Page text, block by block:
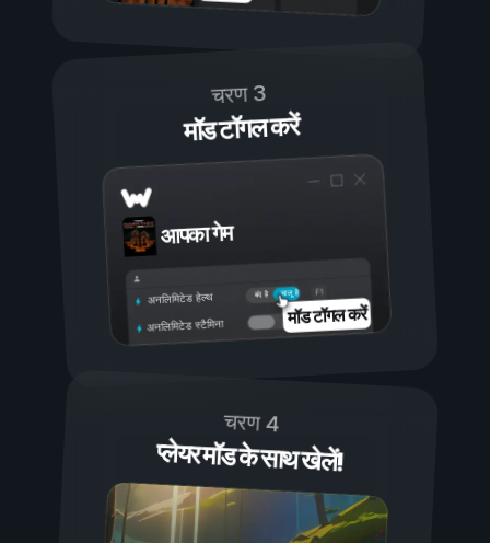
चरण 3
मॉड टॉगल करें
आपका गेम
चालू है
बंद है
अनलिमिटेड हेल्थ
अनलिमिटेड स्टैमिना मॉड टॉगल करें
चरण 4
प्लेयर मॉड के साथ खेलें!